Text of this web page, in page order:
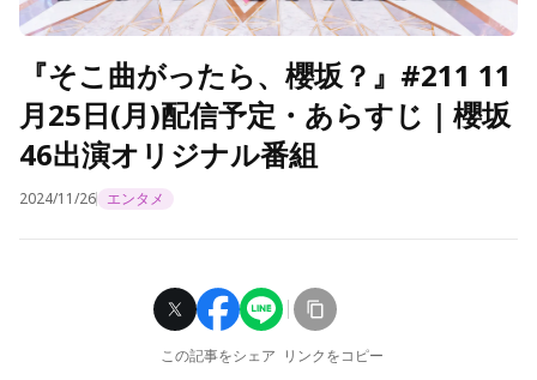
『そこ曲がったら、櫻坂？』#211 11
月25日(月)配信予定・あらすじ｜櫻坂
46出演オリジナル番組
2024/11/26 エンタメ
この記事をシェア リンクをコピー